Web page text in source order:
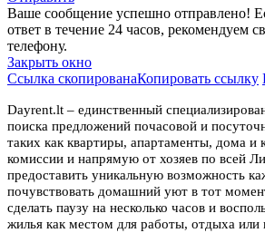
Ваше сообщение успешно отправлено!
ответ в течение 24 часов, рекомендуем
телефону.
Закрыть окно
Ссылка скопированаКопировать ссылку
Dayrent.lt – единственный
поиска предложений почасовой и
таких как квартиры, апартаменты, дома и
комиссии и напрямую от хозяев по всей
предоставить уникальную возможность
почувствовать домашний уют в тот
сделать паузу на несколько часов и
жилья как местом для работы, отдыха или